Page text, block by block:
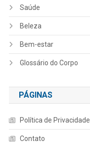
Saúde
Beleza
Bem-estar
Glossário do Corpo
PÁGINAS
Política de Privacidade
Contato